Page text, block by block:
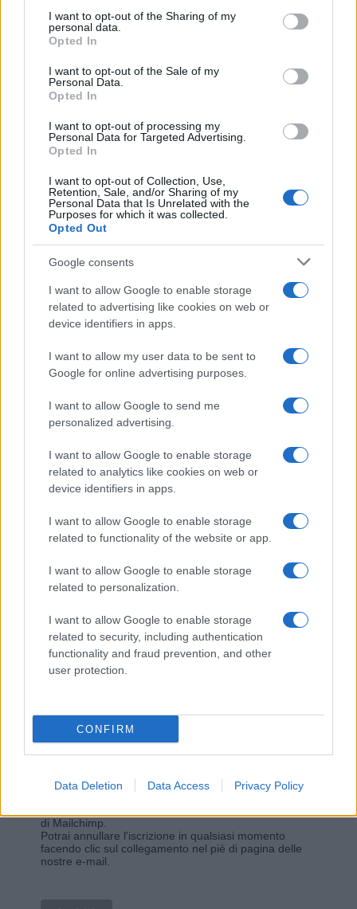
not limited to your visit or usage behaviour. You may click to
grant or deny consent to Google and its third-party tags to
use your data for below specified purposes in below Google
consent section.
I want to opt-out of the Sharing of my
personal data.
Opted In
I want to opt-out of the Sale of my
Personal Data.
Opted In
I want to opt-out of processing my
Personal Data for Targeted Advertising.
Opted In
I want to opt-out of Collection, Use,
Retention, Sale, and/or Sharing of my
Personal Data that Is Unrelated with the
Purposes for which it was collected.
Opted Out
Google consents
I want to allow Google to enable storage
related to advertising like cookies on web or
device identifiers in apps.
I want to allow my user data to be sent to
Google for online advertising purposes.
I want to allow Google to send me
personalized advertising.
I want to allow Google to enable storage
related to analytics like cookies on web or
device identifiers in apps.
I want to allow Google to enable storage
related to functionality of the website or app.
I want to allow Google to enable storage
related to personalization.
I want to allow Google to enable storage
related to security, including authentication
functionality and fraud prevention, and other
user protection.
CONFIRM
Data Deletion Data Access Privacy Policy
Paolo Pinna
Martina Agostina Diturco
I nostri cari
I nostri cari
I nostri cari
Giovannimaria Cabras
Invia un Comunicato Stampa
Iscriviti alla newsletter di Gallura Oggi e ricevi le nostre
email periodiche contenenti le ultime notizie pubblicate
sul sito web!
Privacy
marketing. Iscrivendoti alla newsletter accetti che le
di Mailchimp
Potrai annullare l'iscrizione in qualsiasi momento
facendo clic sul collegamento nel piè di pagina delle
nostre e-mail.